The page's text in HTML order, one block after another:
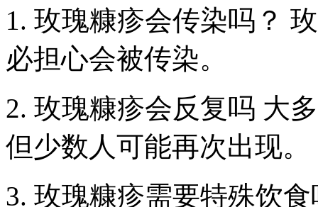
1. 玫瑰糠疹会传染吗？
必担心会被传染。
2. 玫瑰糠疹会反复吗 大
但少数人可能再次出现。
3. 玫瑰糠疹需要特殊饮